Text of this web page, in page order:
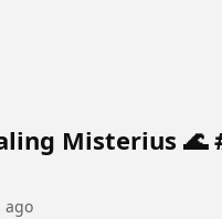
🌊 #mermaid #laut
ago